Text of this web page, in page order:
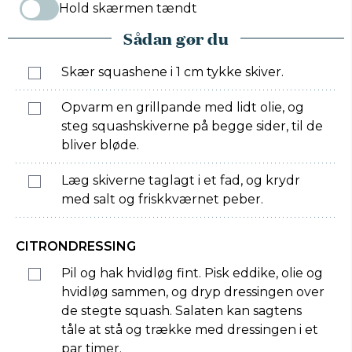
Hold skærmen tændt
Sådan gør du
Skær squashene i 1 cm tykke skiver.
Opvarm en grillpande med lidt olie, og
steg squashskiverne på begge sider, til de
bliver bløde.
Læg skiverne taglagt i et fad, og krydr
med salt og friskkværnet peber.
CITRONDRESSING
Pil og hak hvidløg fint. Pisk eddike, olie og
hvidløg sammen, og dryp dressingen over
de stegte squash. Salaten kan sagtens
tåle at stå og trække med dressingen i et
par timer.